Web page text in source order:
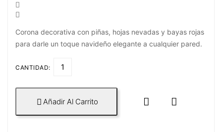


Corona decorativa con piñas, hojas nevadas y bayas rojas
para darle un toque navideño elegante a cualquier pared.
CANTIDAD:
 Añadir Al Carrito  